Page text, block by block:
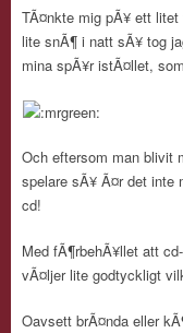
TÃ¤nkte mig pÃ¥ ett
lite snÃ¶ i natt sÃ¥ tog
mina spÃ¥r istÃ¤llet,
Och eftersom man blivit
spelare sÃ¥ Ã¤r det inte
cd!
Med fÃ¶rbehÃ¥llet att
vÃ¤ljer lite godtyckligt
Oavsett brÃ¤nda eller